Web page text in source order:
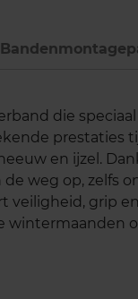
die speciaal
prestaties
en ijzel.
weg op, zelfs
veiligheid, grip
wintermaanden